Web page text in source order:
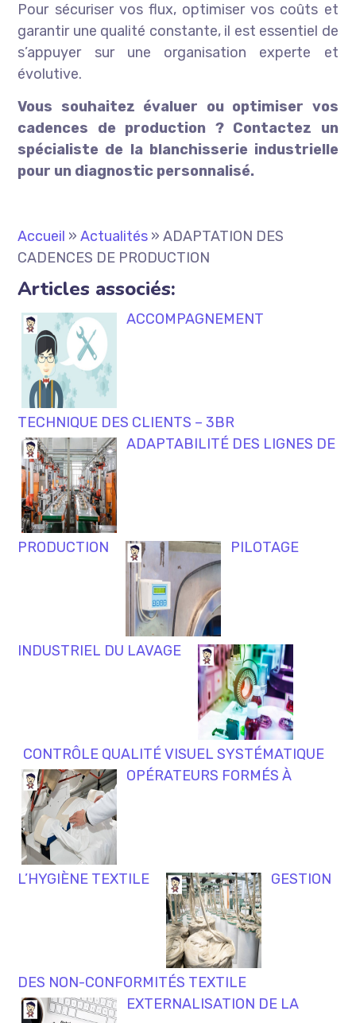
Pour sécuriser vos flux, optimiser vos coûts et
garantir une qualité constante, il est essentiel de
s’appuyer sur une organisation experte et
évolutive.
Vous souhaitez évaluer ou optimiser vos
cadences de production ? Contactez un
spécialiste de la blanchisserie industrielle
pour un diagnostic personnalisé.
Accueil »Actualités »ADAPTATION DES
CADENCES DE PRODUCTION
Articles associés:
ACCOMPAGNEMENT
TECHNIQUE DES CLIENTS – 3BR
ADAPTABILITÉ DES LIGNES DE
PRODUCTION PILOTAGE
INDUSTRIEL DU LAVAGE
CONTRÔLE QUALITÉ VISUEL SYSTÉMATIQUE
OPÉRATEURS FORMÉS À
L’HYGIÈNE TEXTILE GESTION
DES NON-CONFORMITÉS TEXTILE
EXTERNALISATION DE LA